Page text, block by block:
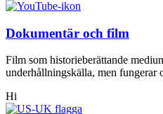
Dokumentär och film
Film som historieberättande
underhållningskälla, men fungerar
Hi